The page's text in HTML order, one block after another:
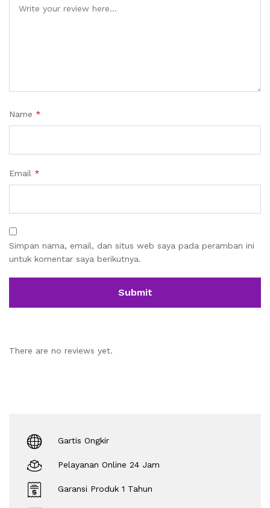
Name *
Email *
Simpan nama, email, dan situs web saya pada peramban ini
untuk komentar saya berikutnya.
There are no reviews yet.
Gartis Ongkir
Pelayanan Online 24 Jam
Garansi Produk 1 Tahun